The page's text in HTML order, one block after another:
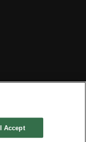
I Accept